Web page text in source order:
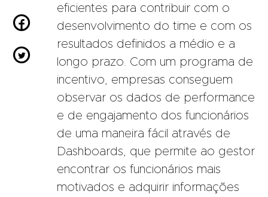


eficientes para contribuir com o
desenvolvimento do time e com os
resultados definidos a médio e a
longo prazo. Com um programa de
incentivo, empresas conseguem
observar os dados de performance
e de engajamento dos funcionários
de uma maneira fácil através de
Dashboards, que permite ao gestor
encontrar os funcionários mais
motivados e adquirir informações